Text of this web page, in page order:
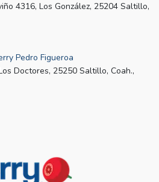
4316, Los González, 25204 Saltillo,
Pedro Figueroa
Doctores, 25250 Saltillo, Coah.,